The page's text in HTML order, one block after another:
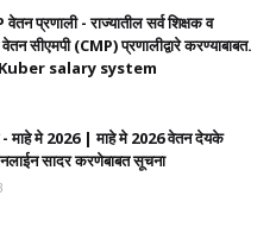
प्रणाली - राज्यातील सर्व शिक्षक व
सीएमपी (CMP) प्रणालीद्वारे करण्याबाबत.
salary system
- माहे मे 2026 | माहे मे 2026 वेतन देयके
सादर करणेबाबत सूचना